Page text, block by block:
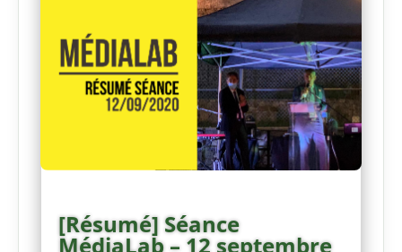
[Résumé] Séance
MédiaLab – 12 septembre